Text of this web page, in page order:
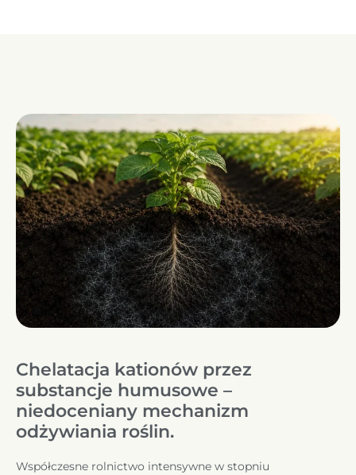
Chelatacja kationów przez
substancje humusowe –
niedoceniany mechanizm
odżywiania roślin.
Współczesne rolnictwo intensywne w stopniu